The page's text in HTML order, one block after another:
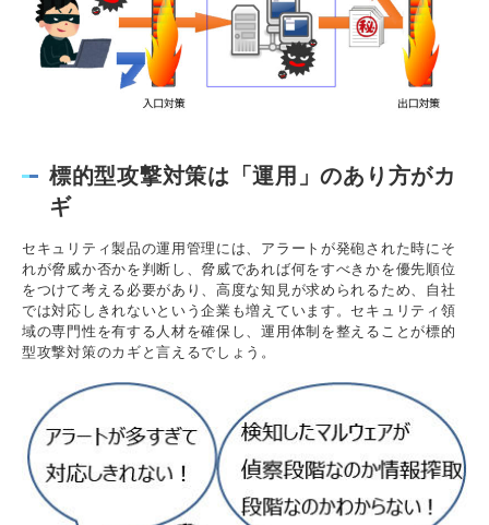
標的型攻撃対策は「運用」のあり方がカ
ギ
セキュリティ製品の運用管理には、アラートが発砲された時にそ
れが脅威か否かを判断し、脅威であれば何をすべきかを優先順位
をつけて考える必要があり、高度な知見が求められるため、自社
では対応しきれないという企業も増えています。セキュリティ領
域の専門性を有する人材を確保し、運用体制を整えることが標的
型攻撃対策のカギと言えるでしょう。